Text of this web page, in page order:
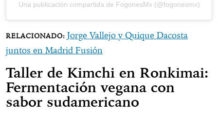
Una publicación compartida de FogonesMx (@fogonesmx)
Jorge Vallejo y Quique Dacosta
juntos en Madrid Fusión
Taller de Kimchi en Ronkimai:
Fermentación vegana con
sabor sudamericano